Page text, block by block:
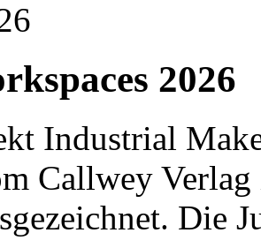
2026
Industrial
Callwey
Die